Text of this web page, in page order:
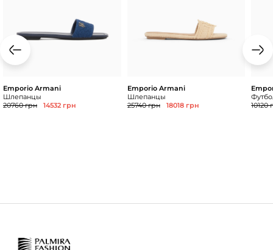
Emporio Armani
Шлепанцы
20760 грн
14532 грн
Emporio Armani
Шлепанцы
25740 грн
18018 грн
10120